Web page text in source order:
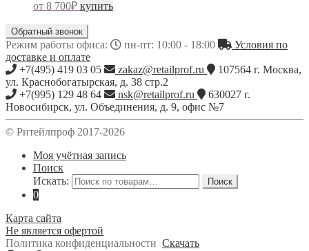
от 8 700₽ купить
Обратный звонок
Режим работы офиса: пн-пт: 10:00 - 18:00
Условия по
доставке и оплате
+7(495) 419 03 05
zakaz@retailprof.ru 107564 г. Москва,
ул. Краснобогатырская, д. 38 стр.2
+7(995) 129 48 64
nsk@retailprof.ru 630027 г.
Новосибирск, ул. Объединения, д. 9, офис №7
© Ритейлпроф 2017-2026
Моя учётная запись
Поиск
Искать:
Поиск
0
Карта сайта
Не является офертой
Политика конфиденциальности Скачать